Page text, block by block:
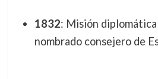
1832: Misión diplomática
nombrado consejero de